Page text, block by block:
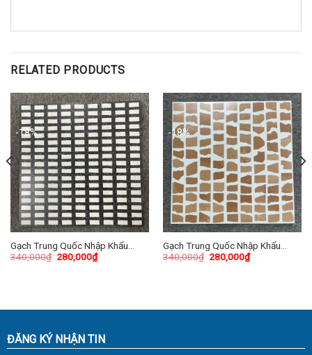
RELATED PRODUCTS
-18%
Gạch Trung Quốc Nhập Khẩu
60×60 (cm) TDTQ-HN09
340,000₫ 280,000₫
-18%
Gạch Trung Quốc Nhập Khẩu
60×60 (cm) TDTQ-HN16
340,000₫ 280,000₫
ĐĂNG KÝ NHẬN TIN